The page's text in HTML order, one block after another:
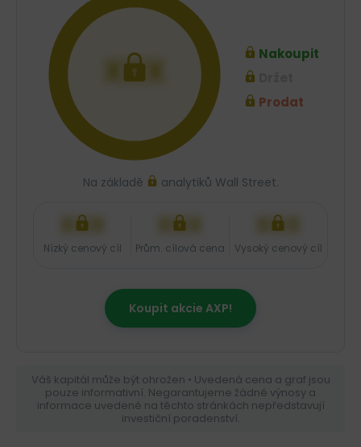
XXX
Nakoupit
Prodat
Na základě analytiků Wall Street.
XXX
Nízký cenový cíl
XXX
Prům. cílová cena
XXX
Vysoký cenový cíl
Koupit akcie AXP!
Váš kapitál může být ohrožen • Uvedená cena a graf jsou
pouze informativní. Negarantujeme žádné výnosy a
informace uvedené na těchto stránkách nepředstavují
investiční poradenství.